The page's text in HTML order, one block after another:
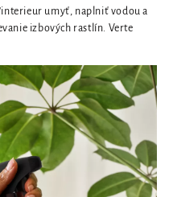
umyť, naplniť vodou a
izbových rastlín. Verte